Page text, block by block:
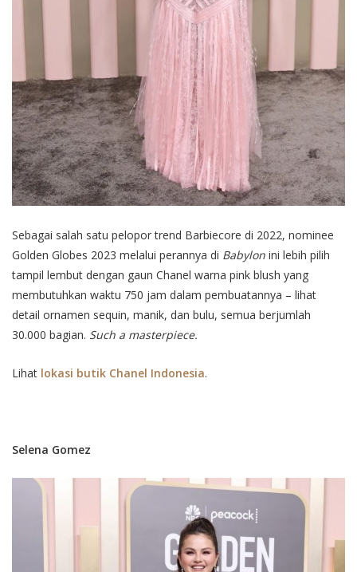
Sebagai salah satu pelopor trend Barbiecore di 2022, nominee
Golden Globes 2023 melalui perannya di Babylon ini lebih pilih
tampil lembut dengan gaun Chanel warna pink blush yang
membutuhkan waktu 750 jam dalam pembuatannya – lihat
detail ornamen sequin, manik, dan bulu, semua berjumlah
30.000 bagian. Such a masterpiece.
Lihat lokasi butik Chanel Indonesia.
Selena Gomez